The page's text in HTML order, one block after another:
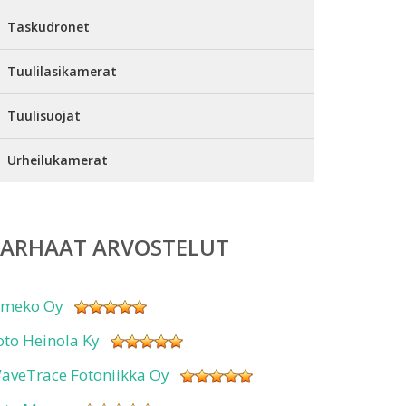
Taskudronet
Tuulilasikamerat
Tuulisuojat
Urheilukamerat
ARVOSTELUT
Oy
Heinola Ky
Fotoniikka Oy